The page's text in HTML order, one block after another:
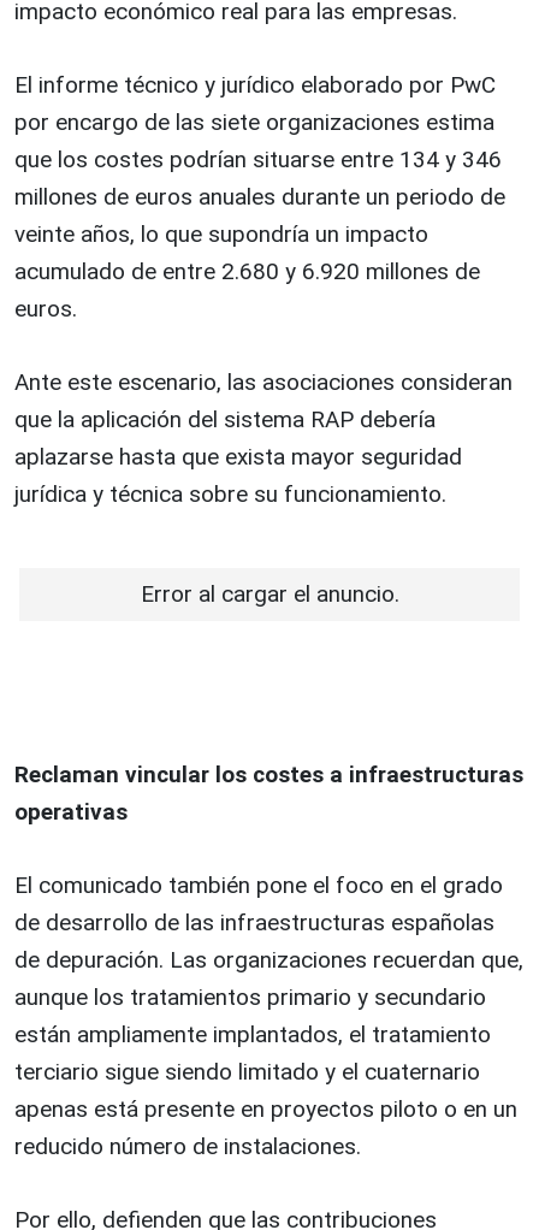
impacto económico real para las empresas.
El informe técnico y jurídico elaborado por PwC
por encargo de las siete organizaciones estima
que los costes podrían situarse entre 134 y 346
millones de euros anuales durante un periodo de
veinte años, lo que supondría un impacto
acumulado de entre 2.680 y 6.920 millones de
euros.
Ante este escenario, las asociaciones consideran
que la aplicación del sistema RAP debería
aplazarse hasta que exista mayor seguridad
jurídica y técnica sobre su funcionamiento.
Error al cargar el anuncio.
Reclaman vincular los costes a infraestructuras
operativas
El comunicado también pone el foco en el grado
de desarrollo de las infraestructuras españolas
de depuración. Las organizaciones recuerdan que,
aunque los tratamientos primario y secundario
están ampliamente implantados, el tratamiento
terciario sigue siendo limitado y el cuaternario
apenas está presente en proyectos piloto o en un
reducido número de instalaciones.
Por ello, defienden que las contribuciones